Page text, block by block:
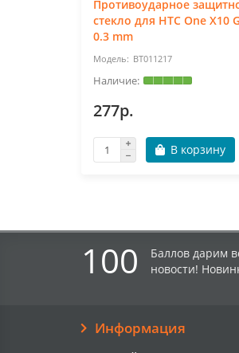
Противоударное
стекло для HTC One X10
0.3 mm
BT011217
277р.
В корзину
100
Баллов дарим
новости!
Информация